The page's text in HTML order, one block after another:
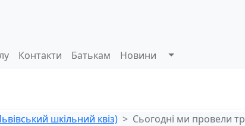
Контакти Батькам Новини
шкільний квіз) Сьогодні ми провели